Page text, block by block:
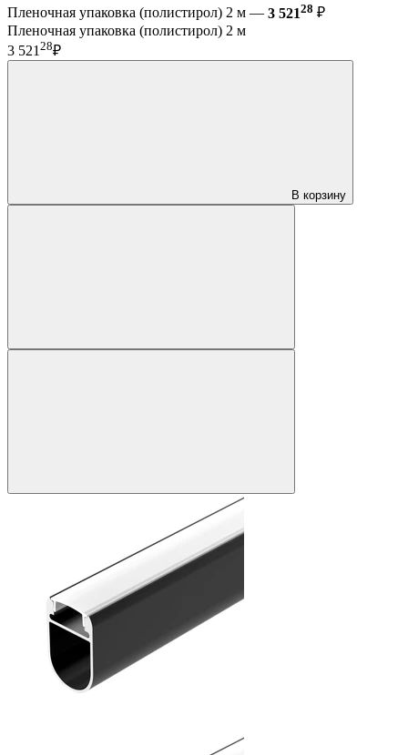
Пленочная упаковка (полистирол) 2 м — 3 52128 ₽
Пленочная упаковка (полистирол) 2 м
3 521 28₽
В корзину